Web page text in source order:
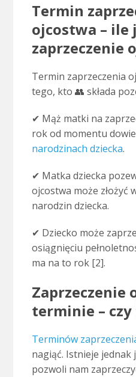
Termin
ojcostwa – ile
zaprzeczenie
Termin zaprzeczenia
tego, kto 👥 składa
✔ Mąż matki na
rok od momentu
narodzinach dziecka.
✔ Matka dziecka
ojcostwa może złożyć
narodzin dziecka.
✔ Dziecko może
osiągnięciu
ma na to rok [2].
Zaprzeczenie
terminie –
Terminów
nagiąć. Istnieje
pozwoli nam